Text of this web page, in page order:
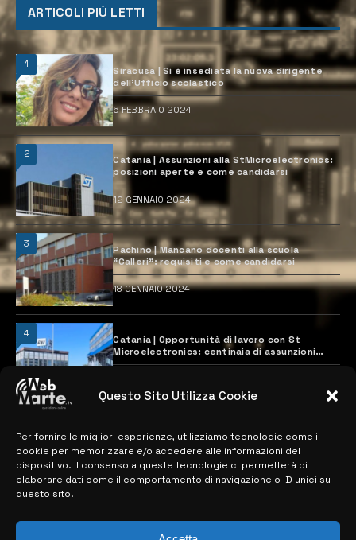
Questo Sito Utilizza Cookie
Per fornire le migliori esperienze, utilizziamo tecnologie come i
cookie per memorizzare e/o accedere alle informazioni del
dispositivo. Il consenso a queste tecnologie ci permetterà di
elaborare dati come il comportamento di navigazione o ID unici su
questo sito.
ARTICOLI PIÙ LETTI
1
Siracusa | Si è insediata la nuova dirigente
dell’Ufficio scolastico
6 FEBBRAIO 2024
2
Catania | Assunzioni alla StMicroelectronics:
posizioni aperte e come candidarsi
12 GENNAIO 2024
3
Pachino | Mancano docenti alla scuola
“Calleri”: requisiti e come candidarsi
18 GENNAIO 2024
4
Catania | Opportunità di lavoro con St
Microelectronics: centinaia di assunzioni
previste
MAPPA DEL SITO
> NOTIZIE